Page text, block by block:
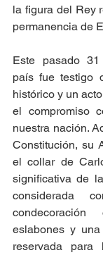
la figura del Rey
permanencia de
Este pasado
país fue testigo
histórico y un
el compromiso
nuestra nación.
Constitución, su
el collar de
significativa de
considerada
eslabones y
reservada